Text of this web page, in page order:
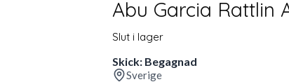
Abu Garcia Rattlin
Slut i lager
Skick: Begagnad
Sverige